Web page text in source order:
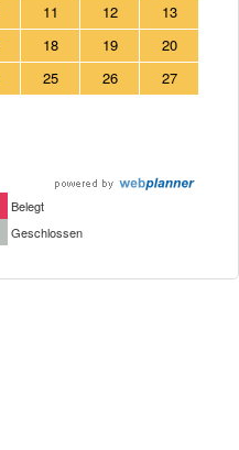
11 12
13
18 19
20
25 26
27
Belegt
Geschlossen